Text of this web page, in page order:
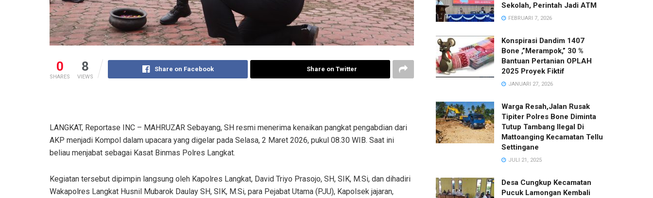
0
SHARES
8
VIEWS
Share on Facebook Share on Twitter
LANGKAT, Reportase INC – MAHRUZAR Sebayang, SH resmi menerima kenaikan pangkat pengabdian dari
AKP menjadi Kompol dalam upacara yang digelar pada Selasa, 2 Maret 2026, pukul 08.30 WIB. Saat ini
beliau menjabat sebagai Kasat Binmas Polres Langkat.
Kegiatan tersebut dipimpin langsung oleh Kapolres Langkat, David Triyo Prasojo, SH, SIK, M.Si, dan dihadiri
Wakapolres Langkat Husnil Mubarok Daulay SH, SIK, M.Si, para Pejabat Utama (PJU), Kapolsek jajaran,
Sekolah, Perintah Jadi ATM
FEBRUARI 7, 2026
Konspirasi Dandim 1407
Bone ,”Merampok,” 30 %
Bantuan Pertanian OPLAH
2025 Proyek Fiktif
JANUARI 27, 2026
Warga Resah,Jalan Rusak
Tipiter Polres Bone Diminta
Tutup Tambang Ilegal Di
Mattoanging Kecamatan Tellu
Settingane
JULI 21, 2025
Desa Cungkup Kecamatan
Pucuk Lamongan Kembali